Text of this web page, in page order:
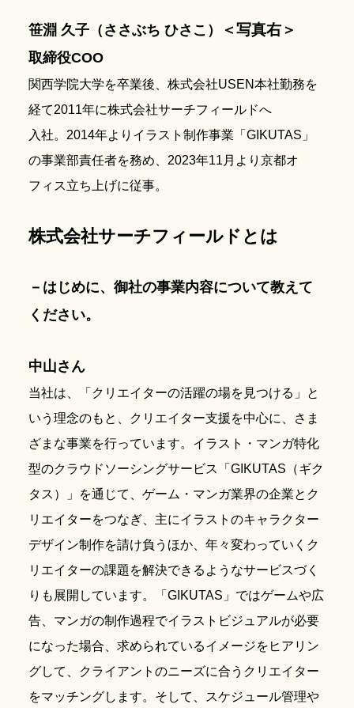
笹淵 久子（ささぶち ひさこ） ＜写真右＞
取締役COO
関西学院大学を卒業後、株式会社USEN本社勤務を
経て2011年に株式会社サーチフィールドへ
入社。2014年よりイラスト制作事業「GIKUTAS」
の事業部責任者を務め、2023年11月より京都オ
フィス立ち上げに従事。
株式会社サーチフィールドとは
－はじめに、御社の事業内容について教えて
ください。
中山さん
当社は、「クリエイターの活躍の場を見つける」と
いう理念のもと、クリエイター支援を中心に、さま
ざまな事業を行っています。イラスト・マンガ特化
型のクラウドソーシングサービス「GIKUTAS（ギク
タス）」を通じて、ゲーム・マンガ業界の企業とク
リエイターをつなぎ、主にイラストのキャラクター
デザイン制作を請け負うほか、年々変わっていくク
リエイターの課題を解決できるようなサービスづく
りも展開しています。「GIKUTAS」ではゲームや広
告、マンガの制作過程でイラストビジュアルが必要
になった場合、求められているイメージをヒアリン
グして、クライアントのニーズに合うクリエイター
をマッチングします。そして、スケジュール管理や